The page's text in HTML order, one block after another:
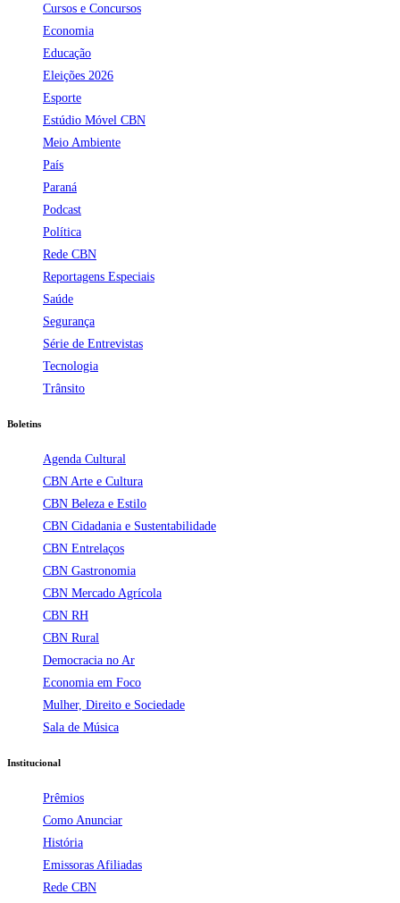
Cursos e Concursos
Economia
Educação
Eleições 2026
Esporte
Estúdio Móvel CBN
Meio Ambiente
País
Paraná
Podcast
Política
Rede CBN
Reportagens Especiais
Saúde
Segurança
Série de Entrevistas
Tecnologia
Trânsito
Boletins
Agenda Cultural
CBN Arte e Cultura
CBN Beleza e Estilo
CBN Cidadania e Sustentabilidade
CBN Entrelaços
CBN Gastronomia
CBN Mercado Agrícola
CBN RH
CBN Rural
Democracia no Ar
Economia em Foco
Mulher, Direito e Sociedade
Sala de Música
Institucional
Prêmios
Como Anunciar
História
Emissoras Afiliadas
Rede CBN